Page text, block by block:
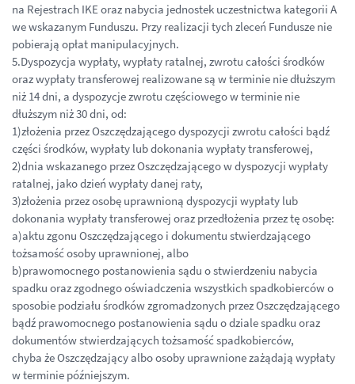
na Rejestrach IKE oraz nabycia jednostek uczestnictwa kategorii A
we wskazanym Funduszu. Przy realizacji tych zleceń Fundusze nie
pobierają opłat manipulacyjnych.
5.Dyspozycja wypłaty, wypłaty ratalnej, zwrotu całości środków
oraz wypłaty transferowej realizowane są w terminie nie dłuższym
niż 14 dni, a dyspozycje zwrotu częściowego w terminie nie
dłuższym niż 30 dni, od:
1)złożenia przez Oszczędzającego dyspozycji zwrotu całości bądź
części środków, wypłaty lub dokonania wypłaty transferowej,
2)dnia wskazanego przez Oszczędzającego w dyspozycji wypłaty
ratalnej, jako dzień wypłaty danej raty,
3)złożenia przez osobę uprawnioną dyspozycji wypłaty lub
dokonania wypłaty transferowej oraz przedłożenia przez tę osobę:
a)aktu zgonu Oszczędzającego i dokumentu stwierdzającego
tożsamość osoby uprawnionej, albo
b)prawomocnego postanowienia sądu o stwierdzeniu nabycia
spadku oraz zgodnego oświadczenia wszystkich spadkobierców o
sposobie podziału środków zgromadzonych przez Oszczędzającego
bądź prawomocnego postanowienia sądu o dziale spadku oraz
dokumentów stwierdzających tożsamość spadkobierców,
chyba że Oszczędzający albo osoby uprawnione zażądają wypłaty
w terminie późniejszym.